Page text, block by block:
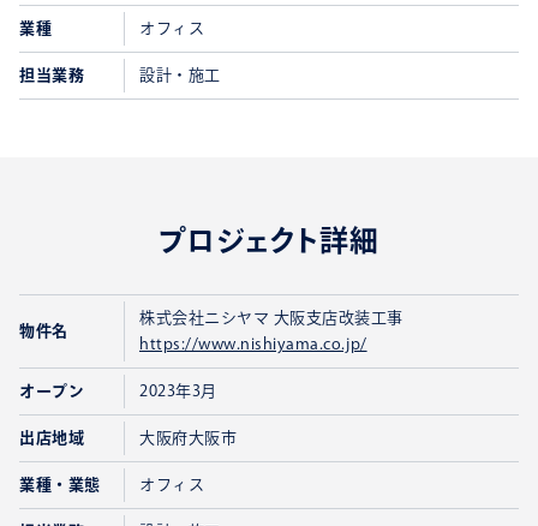
業種 オフィス
担当業務 設計・施工
プロジェクト詳細
物件名
株式会社ニシヤマ 大阪支店改装工事
https://www.nishiyama.co.jp/
オープン 2023年3月
出店地域 大阪府大阪市
業種・業態 オフィス